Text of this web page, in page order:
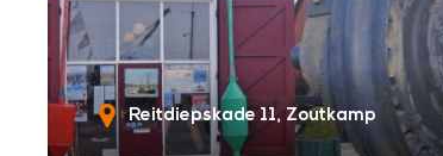
Reitdiepskade 11 Zoutkamp